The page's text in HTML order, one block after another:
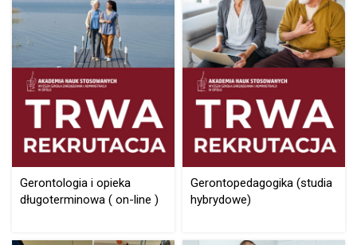
Gerontologia i opieka
długoterminowa ( on-line )
Gerontopedagogika (studia
hybrydowe)